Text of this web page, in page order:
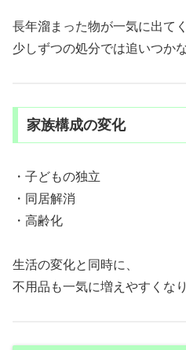
長年溜まった物が一気に出て
少しずつの処分では追いつか
家族構成の変化
・子どもの独立
・同居解消
・高齢化
生活の変化と同時に、
不用品も一気に増えやすくなり